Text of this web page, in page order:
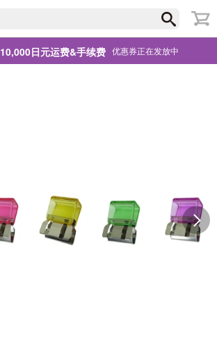
10,000日元运费&手续费 优惠券正在发放中